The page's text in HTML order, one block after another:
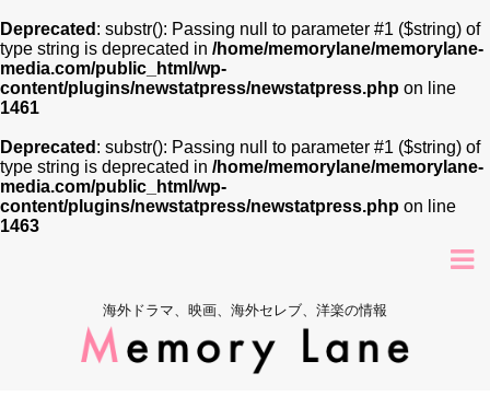
Deprecated : substr(): Passing null to parameter #1 ($string) of
type string is deprecated in /home/memorylane/memorylane-
media.com/public_html/wp-
content/plugins/newstatpress/newstatpress.php on line
1461
Deprecated : substr(): Passing null to parameter #1 ($string) of
type string is deprecated in /home/memorylane/memorylane-
media.com/public_html/wp-
content/plugins/newstatpress/newstatpress.php on line
1463
海外ドラマ、映画、海外セレブ、洋楽の情報